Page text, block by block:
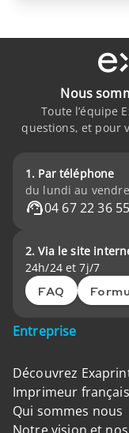
Nous
Toute l’équipe
questions, et pour
1. Par téléphone
du lundi au
04 67 22 36 55
2. Via le site
24h/24 et 7j/7
FAQ
Entreprise
Découvrez
Imprimeur français
Qui sommes nous